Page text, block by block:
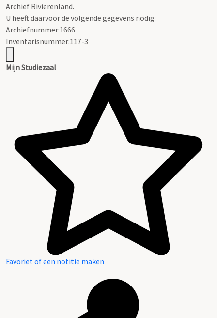
Archief Rivierenland.
U heeft daarvoor de volgende gegevens nodig:
Archiefnummer:1666
Inventarisnummer:117-3
Mijn Studiezaal
Favoriet of een notitie maken